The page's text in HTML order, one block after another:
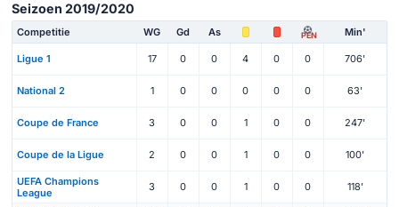
Seizoen 2019/2020
Competitie WG Gd As PEN Min'
Ligue 1 17 0 0 4 0 0 706'
National 2 1 0 0 0 0 0 63'
Coupe de France 3 0 0 1 0 0 247'
Coupe de la Ligue 2 0 0 1 0 0 100'
UEFA Champions
League
3 0 0 1 0 0 118'